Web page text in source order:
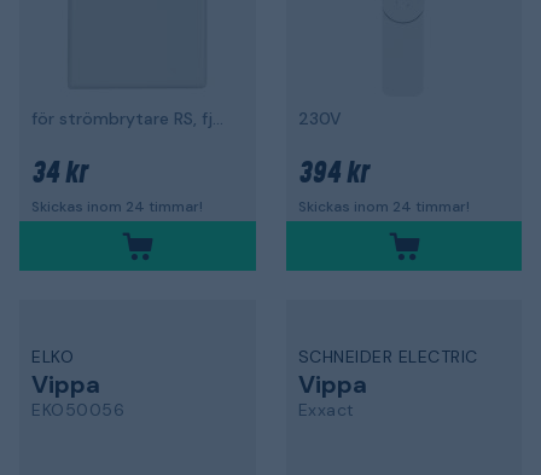
för strömbrytare RS, fjällvit (RAL9010)
34 kr
Skickas inom 24 timmar!
230V
394 kr
Skickas inom 24 timmar!
ELKO
Vippa
EKO50056
SCHNEIDER ELECTRIC
Vippa
Exxact